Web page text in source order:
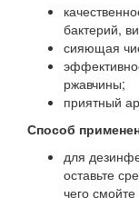
бактерий,
сияющая
ржавчины;
приятный
Способ
для
оставьте
чего